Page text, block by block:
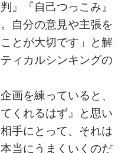
』『自己つっこみ』
自分の意見や主張を
とが大切です」と解
ィカルシンキングの
画を練っていると、
くれるはず』と思い
手にとって、それは
当にうまくいくのだ